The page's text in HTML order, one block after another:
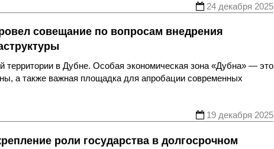
24 декабря 2025
совещание по вопросам внедрения
территории в Дубне. Особая экономическая зона «Дубна» — это
а также важная площадка для апробации современных
19 декабря 2025
роли государства в долгосрочном